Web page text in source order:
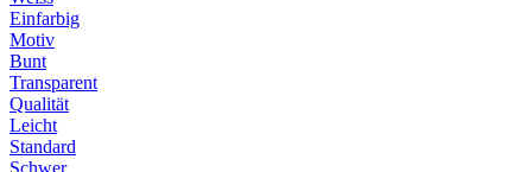
Einfarbig
Motiv
Bunt
Transparent
Qualität
Leicht
Standard
Schwer